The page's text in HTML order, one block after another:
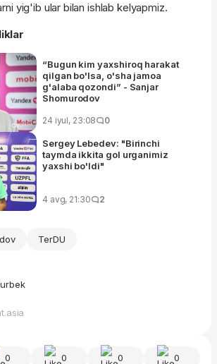
yig'ib ular bilan ishlab kelyapmiz.
“Bugun kim yaxshiroq harakat
qilgan bo'lsa, o'sha jamoa
g'alaba qozondi” - Sanjar
Shomurodov
24 iyul, 23:08 0
Sergey Lebedev: "Birinchi
taymda ikkita gol urganimiz
yaxshi bo'ldi"
4 avg, 21:30 2
TerDU
0 0 0 0